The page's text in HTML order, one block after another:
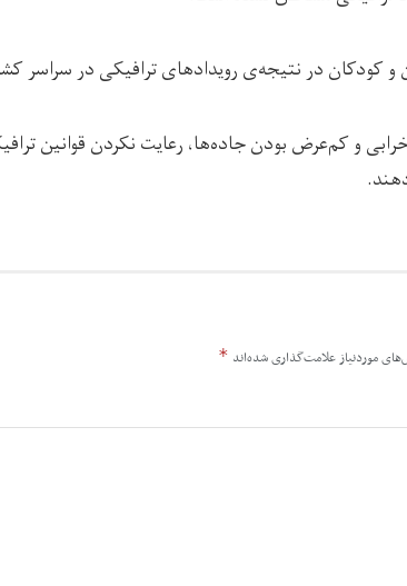
و کودکان در نتیجه‌ی رویدادهای ترافیکی در سراسر
خرابی و کم‌عرض بودن جاده‌ها، رعایت نکردن قوانین
موردنیاز علامت‌گذاری شده‌اند *